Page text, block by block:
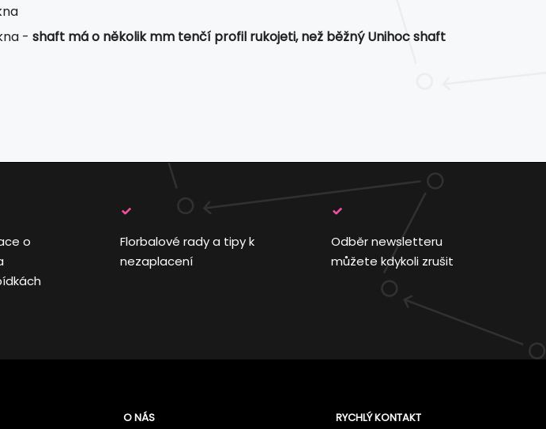
- shaft má o několik mm tenčí profil rukojeti, než běžný Unihoc shaft
o
Florbalové rady a tipy k
nezaplacení
Odběr newsletteru
můžete kdykoli zrušit
O NÁS RYCHLÝ KONTAKT